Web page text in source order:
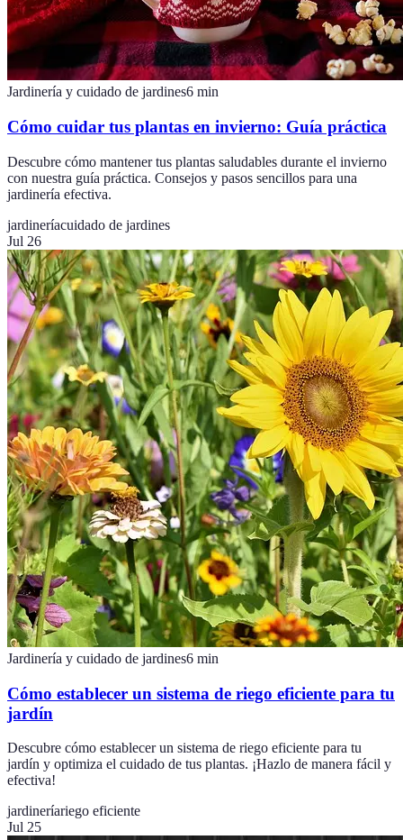
Jardinería y cuidado de jardines6 min
Cómo cuidar tus plantas en invierno: Guía práctica
Descubre cómo mantener tus plantas saludables durante el invierno
con nuestra guía práctica. Consejos y pasos sencillos para una
jardinería efectiva.
jardineríacuidado de jardines
Jul 26
Jardinería y cuidado de jardines6 min
Cómo establecer un sistema de riego eficiente para tu
jardín
Descubre cómo establecer un sistema de riego eficiente para tu
jardín y optimiza el cuidado de tus plantas. ¡Hazlo de manera fácil y
efectiva!
jardineríariego eficiente
Jul 25